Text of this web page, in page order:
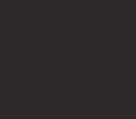
для
колонн